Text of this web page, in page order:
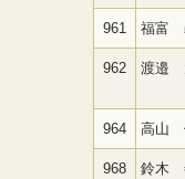
961 福富
962 渡邉
964 高山
968 鈴木